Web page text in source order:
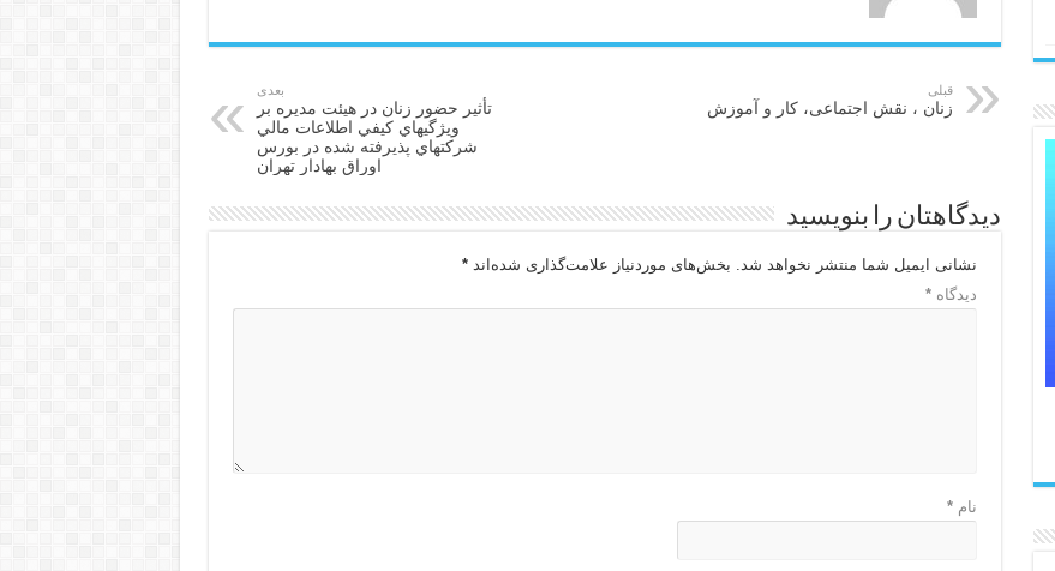
قبلی
زنان ، نقش اجتماعی، کار و آموزش
بعدی
تأثير حضور زنان در هيئت مديره بر
ويژگيهاي كيفي اطلاعات مالي
شركتهاي پذيرفته شده در بورس
اوراق بهادار تهران
دیدگاهتان را بنویسید
نشانی ایمیل شما منتشر نخواهد شد. بخش‌های موردنیاز علامت‌گذاری شده‌اند*
دیدگاه*
نام*